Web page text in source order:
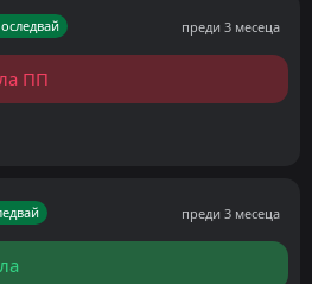
преди 3 месеца
ПП
преди 3 месеца